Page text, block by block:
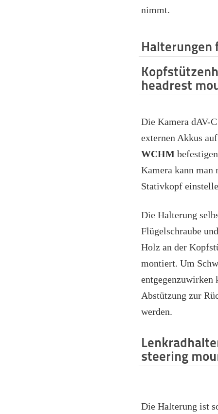
nimmt.
Halterungen
headrest
Die Kamera dAV-
externen Akkus
WCHM
Kamera kann
Stativkopf
Die Halterung
Flügelschraube
Holz an der
montiert. Um
entgegenzuwirken
Abstützung zur
werden.
steering
Die Halterung ist